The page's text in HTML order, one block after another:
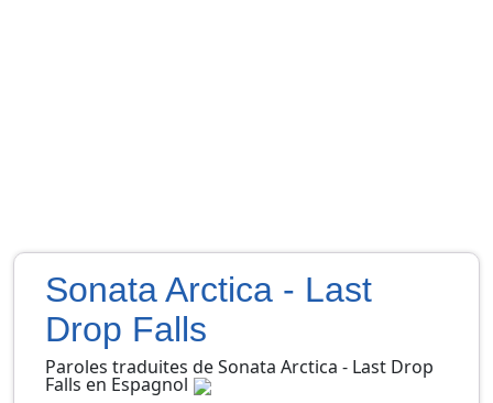
Sonata Arctica - Last
Drop Falls
Paroles traduites deSonata Arctica - Last Drop
Falls en Espagnol